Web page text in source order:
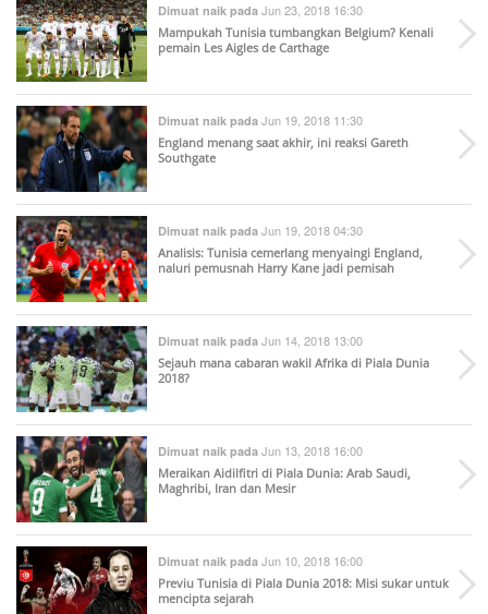
Dimuat naik pada Jun 23, 2018 16:30
Mampukah Tunisia tumbangkan Belgium? Kenali
pemain Les Aigles de Carthage
Dimuat naik pada Jun 19, 2018 11:30
England menang saat akhir, ini reaksi Gareth
Southgate
Dimuat naik pada Jun 19, 2018 04:30
Analisis: Tunisia cemerlang menyaingi England,
naluri pemusnah Harry Kane jadi pemisah
Dimuat naik pada Jun 14, 2018 13:00
Sejauh mana cabaran wakil Afrika di Piala Dunia
2018?
Dimuat naik pada Jun 13, 2018 16:00
Meraikan Aidilfitri di Piala Dunia: Arab Saudi,
Maghribi, Iran dan Mesir
Dimuat naik pada Jun 10, 2018 16:00
Previu Tunisia di Piala Dunia 2018: Misi sukar untuk
mencipta sejarah